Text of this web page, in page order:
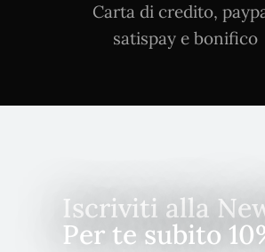
Carta di credito,
satispay e bonifico
Iscriviti alla
Per te subito